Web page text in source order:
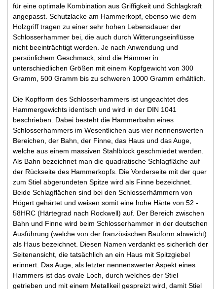
für eine optimale Kombination aus Griffigkeit und Schlagkraft
angepasst. Schutzlacke am Hammerkopf, ebenso wie dem
Holzgriff tragen zu einer sehr hohen Lebensdauer der
Schlosserhammer bei, die auch durch Witterungseinflüsse
nicht beeinträchtigt werden. Je nach Anwendung und
persönlichem Geschmack, sind die Hämmer in
unterschiedlichen Größen mit einem Kopfgewicht von 300
Gramm, 500 Gramm bis zu schweren 1000 Gramm erhältlich.
Die Kopfform des Schlosserhammers ist ungeachtet des
Hammergewichts identisch und wird in der DIN 1041
beschrieben. Dabei besteht die Hammerbahn eines
Schlosserhammers im Wesentlichen aus vier nennenswerten
Bereichen, der Bahn, der Finne, das Haus und das Auge,
welche aus einem massiven Stahlblock geschmiedet werden.
Als Bahn bezeichnet man die quadratische Schlagfläche auf
der Rückseite des Hammerkopfs. Die Vorderseite mit der quer
zum Stiel abgerundeten Spitze wird als Finne bezeichnet.
Beide Schlagflächen sind bei den Schlosserhämmern von
Högert gehärtet und weisen somit eine hohe Härte von 52 -
58HRC (Härtegrad nach Rockwell) auf. Der Bereich zwischen
Bahn und Finne wird beim Schlosserhammer in der deutschen
Ausführung (welche von der französischen Bauform abweicht)
als Haus bezeichnet. Diesen Namen verdankt es sicherlich der
Seitenansicht, die tatsächlich an ein Haus mit Spitzgiebel
erinnert. Das Auge, als letzter nennenswerter Aspekt eines
Hammers ist das ovale Loch, durch welches der Stiel
getrieben und mit einem Metallkeil gespreizt wird, damit Stiel